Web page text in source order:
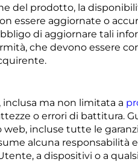
del prodotto, la
essere aggiornate o
di aggiornare tali
che devono essere
ma non limitata a
o errori di battitura.
incluse tutte le
alcuna
a dispositivi o a